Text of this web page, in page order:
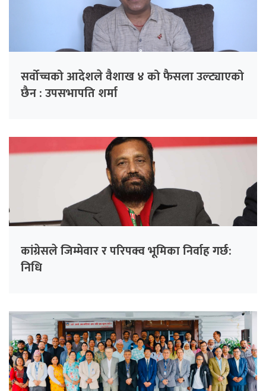
सर्वोच्चको आदेशले वैशाख ४ को फैसला उल्ट्याएको
छैन : उपसभापति शर्मा
कांग्रेसले जिम्मेवार र परिपक्व भूमिका निर्वाह गर्छ:
निधि